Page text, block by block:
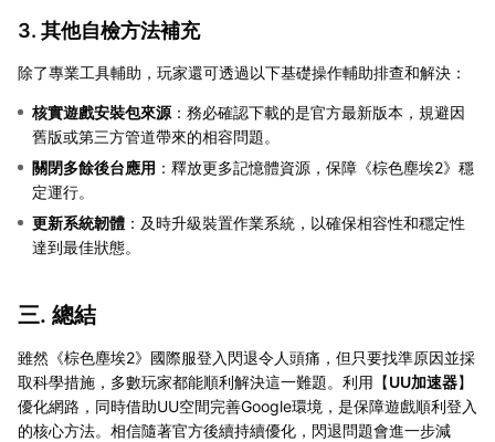
3. 其他自檢方法補充
除了專業工具輔助，玩家還可透過以下基礎操作輔助排查和解決：
核實遊戲安裝包來源 ：務必確認下載的是官方最新版本，規避因
舊版或第三方管道帶來的相容問題。
關閉多餘後台應用 ：釋放更多記憶體資源，保障《棕色塵埃2》穩
定運行。
更新系統韌體 ：及時升級裝置作業系統，以確保相容性和穩定性
達到最佳狀態。
三. 總結
雖然《棕色塵埃2》國際服登入閃退令人頭痛，但只要找準原因並採
取科學措施，多數玩家都能順利解決這一難題。利用【UU加速器】
優化網路，同時借助UU空間完善Google環境，是保障遊戲順利登入
的核心方法。相信隨著官方後續持續優化，閃退問題會進一步減